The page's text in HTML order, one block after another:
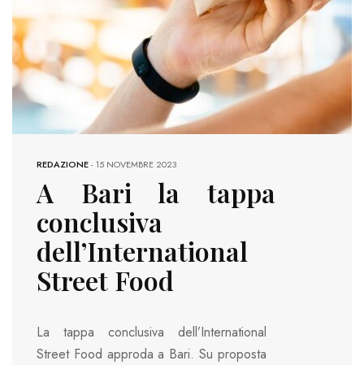
REDAZIONE-15 NOVEMBRE 2023
A Bari la tappa
conclusiva
dell’International
Street Food
La tappa conclusiva dell’International
Street Food approda a Bari. Su proposta